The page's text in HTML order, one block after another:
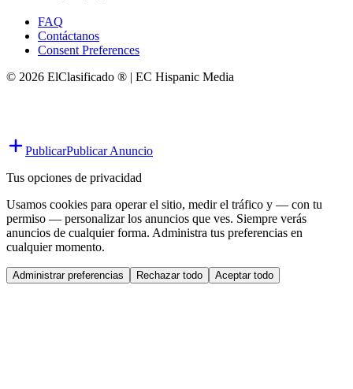
FAQ
Contáctanos
Consent Preferences
© 2026 ElClasificado ® | EC Hispanic Media
PublicarPublicar Anuncio
Tus opciones de privacidad
Usamos cookies para operar el sitio, medir el tráfico y — con tu
permiso — personalizar los anuncios que ves. Siempre verás
anuncios de cualquier forma. Administra tus preferencias en
cualquier momento.
Administrar preferencias Rechazar todo Aceptar todo